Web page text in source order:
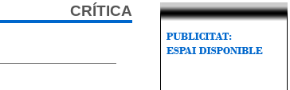
CRÍTICA